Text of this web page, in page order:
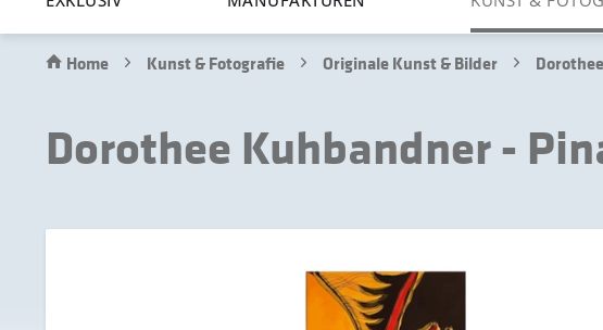
Home Kunst & Fotografie Originale Kunst & Bilder
Dorothee Kuhbandner -